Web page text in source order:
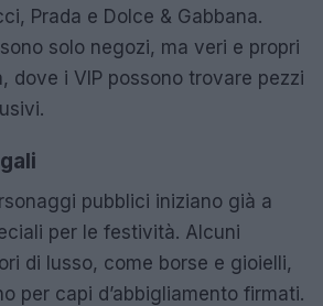
Prada e Dolce & Gabbana.
solo negozi, ma veri e propri
dove i VIP possono trovare pezzi
pubblici iniziano già a
per le festività. Alcuni
di lusso, come borse e gioielli,
per capi d’abbigliamento firmati.